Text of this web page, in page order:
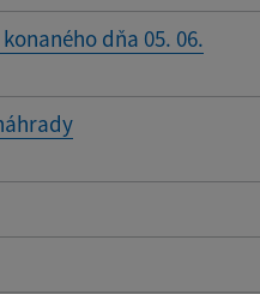
dňa 05. 06.